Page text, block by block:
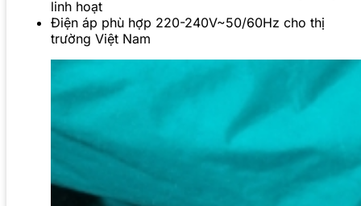
linh hoạt
Điện áp phù hợp 220-240V~50/60Hz cho thị
trường Việt Nam